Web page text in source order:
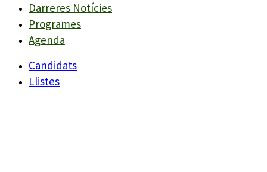
Darreres Notícies
Programes
Agenda
Candidats
Llistes